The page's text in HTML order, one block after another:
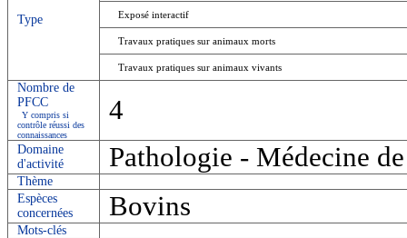
Type Exposé interactif
Travaux pratiques sur animaux morts
Travaux pratiques sur animaux vivants
Nombre de
PFCC
Y compris si
contrôle réussi des
connaissances
4
Domaine
d'activité
Pathologie - Médecine
Thème
Espèces
concernées
Bovins
Mots-clés